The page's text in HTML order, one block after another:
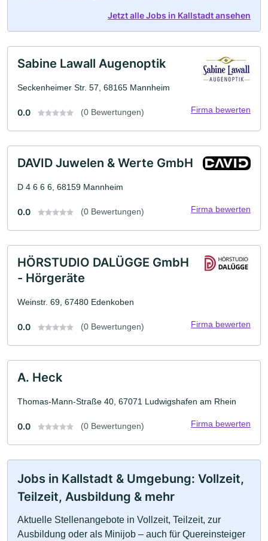
Jetzt alle Jobs in Kallstadt ansehen
Sabine Lawall Augenoptik
Seckenheimer Str. 57, 68165 Mannheim
0.0 (0 Bewertungen) Firma bewerten
DAVID Juwelen & Werte GmbH
D 4 6 6 6, 68159 Mannheim
0.0 (0 Bewertungen) Firma bewerten
HÖRSTUDIO DALÜGGE GmbH
- Hörgeräte
Weinstr. 69, 67480 Edenkoben
0.0 (0 Bewertungen) Firma bewerten
A. Heck
Thomas-Mann-Straße 40, 67071 Ludwigshafen am Rhein
0.0 (0 Bewertungen) Firma bewerten
Jobs in Kallstadt & Umgebung: Vollzeit,
Teilzeit, Ausbildung & mehr
Aktuelle Stellenangebote in Vollzeit, Teilzeit, zur
Ausbildung oder als Minijob – auch für Quereinsteiger